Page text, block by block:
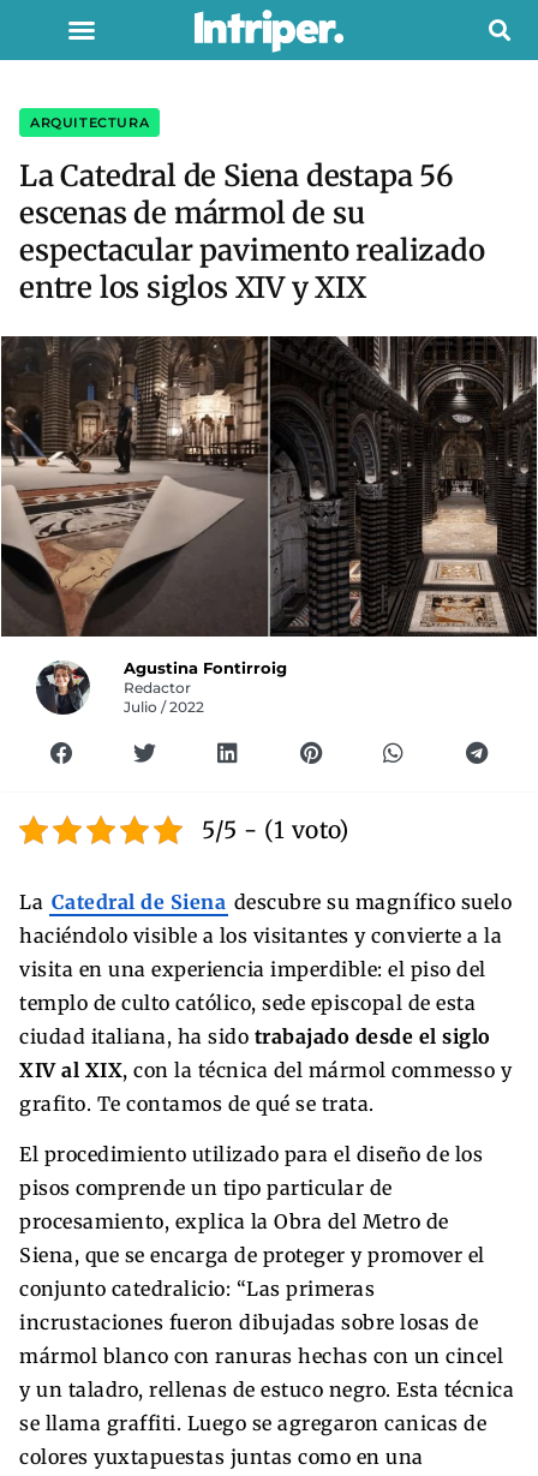
ARQUITECTURA
La Catedral de Siena destapa 56
escenas de mármol de su
espectacular pavimento realizado
entre los siglos XIV y XIX
Agustina Fontirroig
Redactor
Julio / 2022
5/5 - (1 voto)
La Catedral de Siena descubre su magnífico suelo
haciéndolo visible a los visitantes y convierte a la
visita en una experiencia imperdible: el piso del
templo de culto católico, sede episcopal de esta
ciudad italiana, ha sido trabajado desde el siglo
XIV al XIX, con la técnica del mármol commesso y
grafito. Te contamos de qué se trata.
El procedimiento utilizado para el diseño de los
pisos comprende un tipo particular de
procesamiento, explica la Obra del Metro de
Siena, que se encarga de proteger y promover el
conjunto catedralicio: “Las primeras
incrustaciones fueron dibujadas sobre losas de
mármol blanco con ranuras hechas con un cincel
y un taladro, rellenas de estuco negro. Esta técnica
se llama graffiti. Luego se agregaron canicas de
colores yuxtapuestas juntas como en una